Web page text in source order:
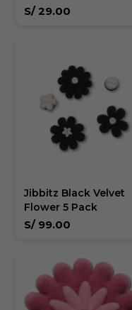
S/ 29.00
Jibbitz Black Velvet
Flower 5 Pack
S/ 99.00